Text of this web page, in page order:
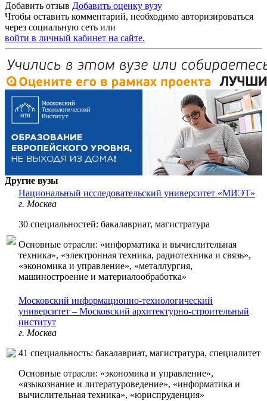
Добавить отзыв Добавить оценку вузу
Чтобы оставить комментарий, необходимо авторизироваться
через социальную сеть или
войти в личный кабинет на сайте.
Другие вузы
Национальный исследовательский университет «МИЭТ»
г. Москва
30 специальностей: бакалавриат, магистратура
Основные отрасли: «информатика и вычислительная
техника», «электронная техника, радиотехника и связь»,
«экономика и управление», «металлургия,
машиностроение и материалообработка»
Московский информационно-технологический
университет – Московский архитектурно-строительный
институт
г. Москва
41 специальность: бакалавриат, магистратура, специалитет
Основные отрасли: «экономика и управление»,
«языкознание и литературоведение», «информатика и
вычислительная техника», «юриспруденция»